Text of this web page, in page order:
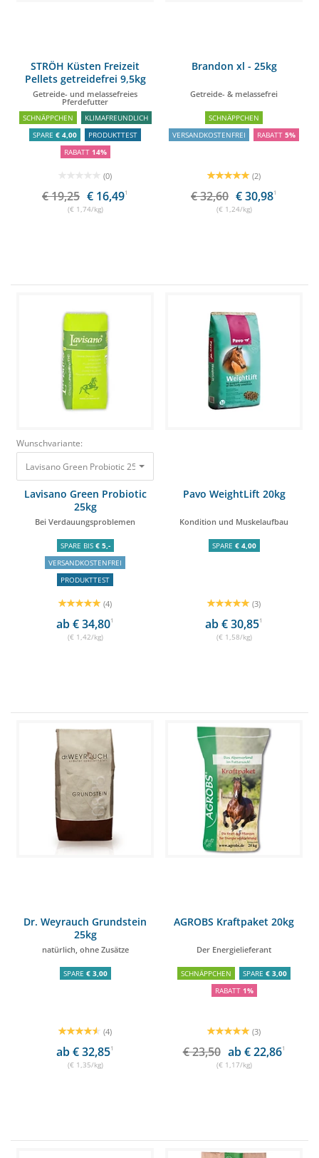
STRÖH Küsten Freizeit
Pellets getreidefrei 9,5kg
Feedbox
Getreide- und melassefreies
Pferdefutter
SCHNÄPPCHEN
KLIMAFREUNDLICH
SPARE € 4,00
PRODUKTTEST
RABATT 14%
(0)
€ 19,25 € 16,491
(€ 1,74/kg)
Brandon xl - 25kg
Getreide- & melassefrei
SCHNÄPPCHEN
VERSANDKOSTENFREI
RABATT 5%
(2)
€ 32,60 € 30,981
(€ 1,24/kg)
Wunschvariante:
Lavisano Green Probiotic 25kg Bei Verdauungsproblemen 35,50 €
Lavisano Green Probiotic
25kg
Bei Verdauungsproblemen
SPARE BIS € 5,-
VERSANDKOSTENFREI
PRODUKTTEST
(4)
ab € 34,801
(€ 1,42/kg)
Pavo WeightLift 20kg
Kondition und Muskelaufbau
SPARE € 4,00
(3)
ab € 30,851
(€ 1,58/kg)
Dr. Weyrauch Grundstein
25kg
natürlich, ohne Zusätze
SPARE € 3,00
(4)
ab € 32,851
(€ 1,35/kg)
AGROBS Kraftpaket 20kg
Der Energielieferant
SCHNÄPPCHEN SPARE € 3,00
RABATT 1%
(3)
€ 23,50 ab € 22,861
(€ 1,17/kg)